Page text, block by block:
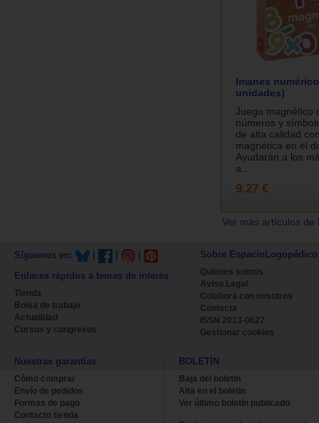
Imanes
unidades)
Juego magnético
números y
de alta calidad
magnética en el
Ayudarán a los
a...
9.27 €
Ver más artículos
Síguenos en:
Enlaces rápidos a temas de interés
Tienda
Bolsa de trabajo
Actualidad
Cursos y congresos
Sobre EspacioLogopédico
Quienes somos
Aviso Legal
Colabora con nosotros
Contacta
ISSN 2013-0627
Gestionar cookies
Nuestras garantías
Cómo comprar
Envío de pedidos
Formas de pago
Contacto tienda
BOLETÍN
Baja del boletin
Alta en el boletin
Ver último boletin publicado